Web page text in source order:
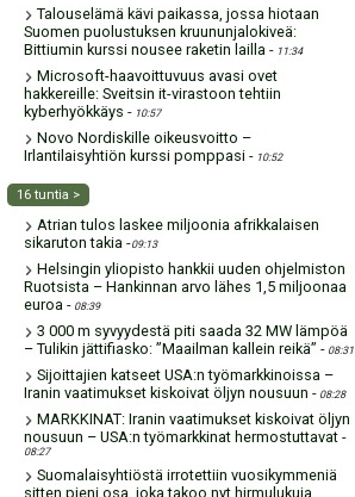
Talouselämä kävi paikassa, jossa hiotaan
Suomen puolustuksen kruununjalokiveä:
Bittiumin kurssi nousee raketin lailla - 11:34
Microsoft-haavoittuvuus avasi ovet
hakkereille: Sveitsin it-virastoon tehtiin
kyberhyökkäys - 10:57
Novo Nordiskille oikeusvoitto –
Irlantilaisyhtiön kurssi pomppasi - 10:52
16 tuntia >
Atrian tulos laskee miljoonia afrikkalaisen
sikaruton takia -09:13
Helsingin yliopisto hankkii uuden ohjelmiston
Ruotsista – Hankinnan arvo lähes 1,5 miljoonaa
euroa - 08:39
3 000 m syvyydestä piti saada 32 MW lämpöä
– Tulikin jättifiasko: ”Maailman kallein reikä” - 08:31
Sijoittajien katseet USA:n työmarkkinoissa –
Iranin vaatimukset kiskoivat öljyn nousuun - 08:28
MARKKINAT: Iranin vaatimukset kiskoivat öljyn
nousuun – USA:n työmarkkinat hermostuttavat -
08:27
Suomalaisyhtiöstä irrotettiin vuosikymmeniä
sitten pieni osa, joka takoo nyt hirmulukuja